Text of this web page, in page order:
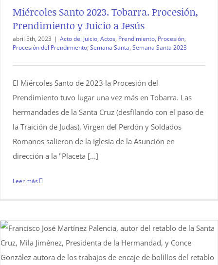
Miércoles Santo 2023. Tobarra. Procesión,
Prendimiento y Juicio a Jesús
abril 5th, 2023 | Acto del Juicio, Actos, Prendimiento, Procesión,
Procesión del Prendimiento, Semana Santa, Semana Santa 2023
El Miércoles Santo de 2023 la Procesión del
Prendimiento tuvo lugar una vez más en Tobarra. Las
hermandades de la Santa Cruz (desfilando con el paso de
la Traición de Judas), Virgen del Perdón y Soldados
Romanos salieron de la Iglesia de la Asunción en
dirección a la "Placeta [...]
Leer más